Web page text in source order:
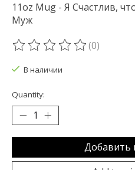
11oz Mug - Я Счастлив,
Муж
The rating of this product is
(0)
В наличии
Quantity:
Добавить